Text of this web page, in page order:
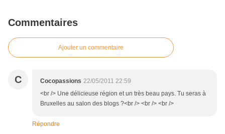
Commentaires
Ajouter un commentaire
C Cocopassions 22/05/2011 22:59
<br /> Une délicieuse région et un très beau pays. Tu seras à
Bruxelles au salon des blogs ?<br /> <br /> <br />
Répondre